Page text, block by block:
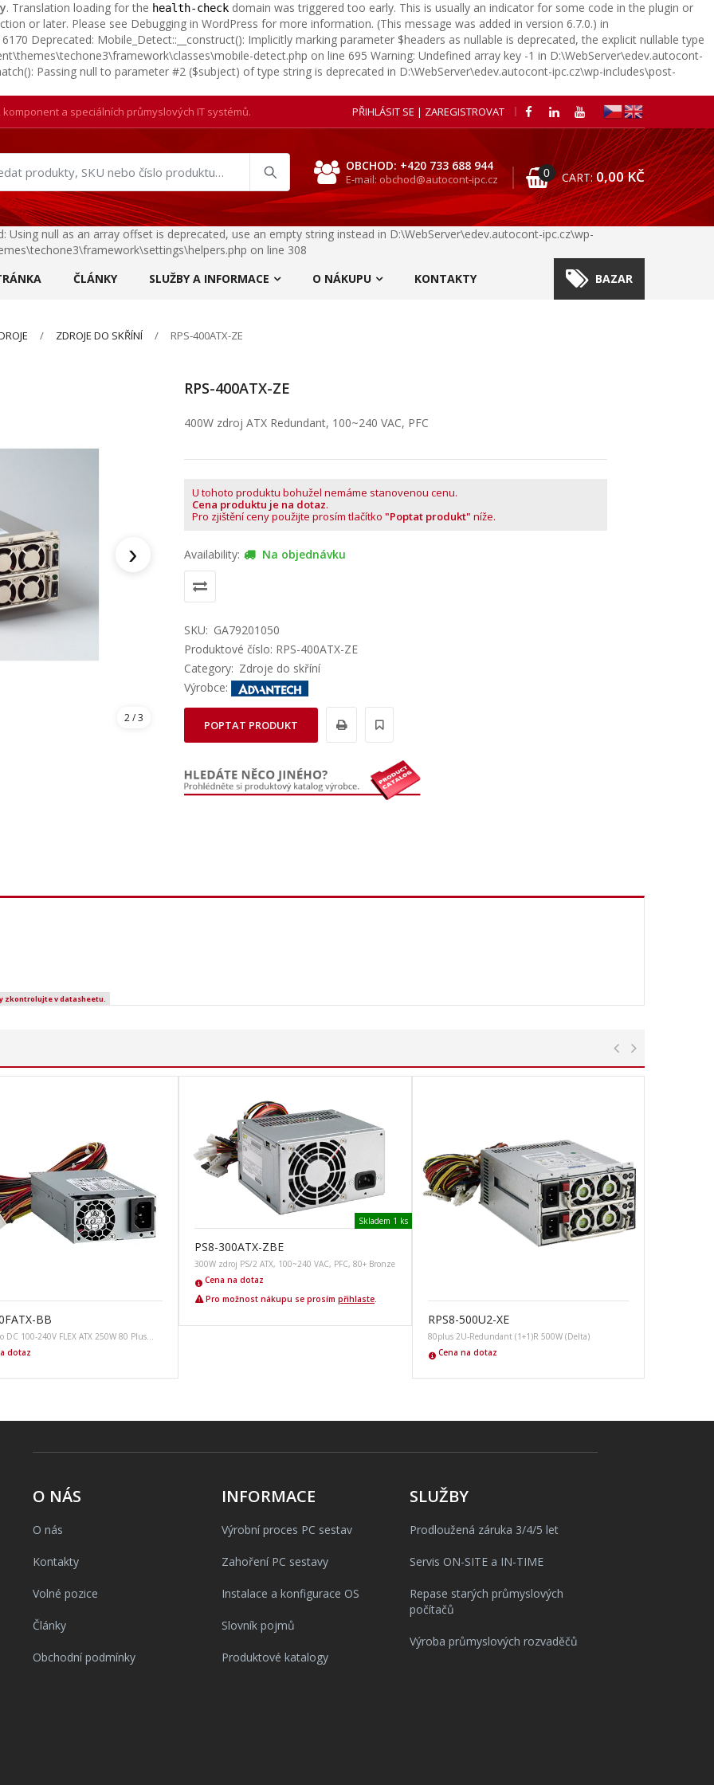
. Translation loading for the health-check domain was triggered too early. This is usually an indicator for some code in the plugin or
or later. Please see Debugging in WordPress for more information. (This message was added in version 6.7.0.) in
Deprecated: Mobile_Detect::__construct(): Implicitly marking parameter $headers as nullable is deprecated, the explicit nullable type
detect.php on line 695 Warning: Undefined array key -1 in D:\WebServer\edev.autocont-
Passing null to parameter #2 ($subject) of type string is deprecated in D:\WebServer\edev.autocont-ipc.cz\wp-includes\post-
a speciálních průmyslových IT systémů. PŘIHLÁSIT SE | ZAREGISTROVAT
OBCHOD: +420 733 688 944
E-mail: obchod@autocont-ipc.cz 0 CART: 0,00KČ
Using null as an array offset is deprecated, use an empty string instead in D:\WebServer\edev.autocont-ipc.cz\wp-
on line 308
ČLÁNKY SLUŽBY A INFORMACE O NÁKUPU KONTAKTY BAZAR
ZDROJE DO SKŘÍNÍ RPS-400ATX-ZE
›
2/ 3
RPS-400ATX-ZE
400W zdroj ATX Redundant, 100~240 VAC, PFC
U tohoto produktu bohužel nemáme stanovenou cenu.
Cena produktu je na dotaz.
Pro zjištění ceny použijte prosím tlačítko "Poptat produkt" níže.
Availability: Na objednávku
SKU: GA79201050
Produktové číslo: RPS-400ATX-ZE
Category: Zdroje do skříní
Výrobce:
POPTAT PRODUKT
zkontrolujte v datasheetu.
BB
DC 100-240V FLEX ATX 250W 80 Plus…
dotaz
Skladem 1 ks
PS8-300ATX-ZBE
300W zdroj PS/2 ATX, 100~240 VAC, PFC, 80+ Bronze
Cena na dotaz
Pro možnost nákupu se prosím přihlaste
RPS8-500U2-XE
80plus 2U-Redundant (1+1)R 500W (Delta)
Cena na dotaz
O NÁS
O nás
Kontakty
Volné pozice
Články
Obchodní podmínky
INFORMACE
Výrobní proces PC sestav
Zahoření PC sestavy
Instalace a konfigurace OS
Slovník pojmů
Produktové katalogy
SLUŽBY
Prodloužená záruka 3/4/5 let
Servis ON-SITE a IN-TIME
Repase starých průmyslových
počítačů
Výroba průmyslových rozvaděčů